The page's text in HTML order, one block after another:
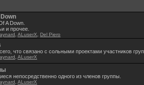
A Down.
и прочее.
ALuserX Del Piero
что связано с сольными проектами участников
ALuserX
непосредственно одного из членов группы.
ALuserX